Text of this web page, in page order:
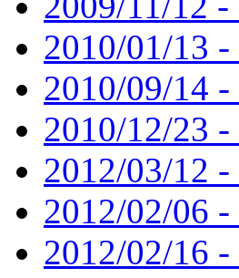
2010/01/13
2010/09/14
2010/12/23
2012/03/12
2012/02/06
2012/02/16 -